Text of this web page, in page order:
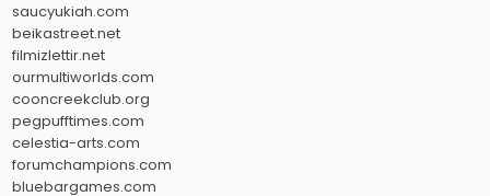
saucyukiah.com
beikastreet.net
filmizlettir.net
ourmultiworlds.com
cooncreekclub.org
pegpufftimes.com
celestia-arts.com
forumchampions.com
bluebargames.com